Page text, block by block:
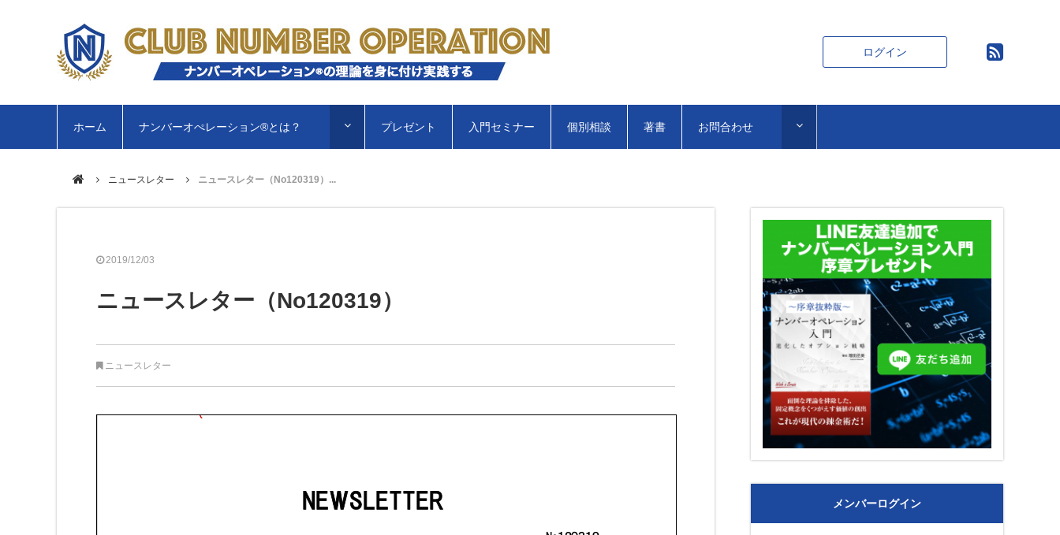
ログイン
ホーム ナンバーオぺレーション®︎とは？ プレゼント 入門セミナー 個別相談 著書 お問合わせ
ニュースレター ニュースレター（No120319）...
2019/12/03
ニュースレター（No120319）
ニュースレター
メンバーログイン